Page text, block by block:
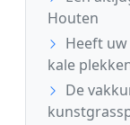
Houten
Heeft
kale
De